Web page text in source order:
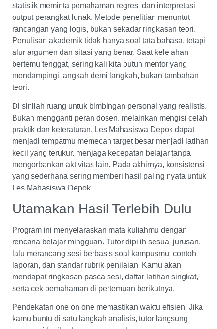
statistik meminta pemahaman regresi dan interpretasi
output perangkat lunak. Metode penelitian menuntut
rancangan yang logis, bukan sekadar ringkasan teori.
Penulisan akademik tidak hanya soal tata bahasa, tetapi
alur argumen dan sitasi yang benar. Saat kelelahan
bertemu tenggat, sering kali kita butuh mentor yang
mendampingi langkah demi langkah, bukan tambahan
teori.
Di sinilah ruang untuk bimbingan personal yang realistis.
Bukan mengganti peran dosen, melainkan mengisi celah
praktik dan keteraturan. Les Mahasiswa Depok dapat
menjadi tempatmu memecah target besar menjadi latihan
kecil yang terukur, menjaga kecepatan belajar tanpa
mengorbankan aktivitas lain. Pada akhirnya, konsistensi
yang sederhana sering memberi hasil paling nyata untuk
Les Mahasiswa Depok.
Utamakan Hasil Terlebih Dulu
Program ini menyelaraskan mata kuliahmu dengan
rencana belajar mingguan. Tutor dipilih sesuai jurusan,
lalu merancang sesi berbasis soal kampusmu, contoh
laporan, dan standar rubrik penilaian. Kamu akan
mendapat ringkasan pasca sesi, daftar latihan singkat,
serta cek pemahaman di pertemuan berikutnya.
Pendekatan one on one memastikan waktu efisien. Jika
kamu buntu di satu langkah analisis, tutor langsung